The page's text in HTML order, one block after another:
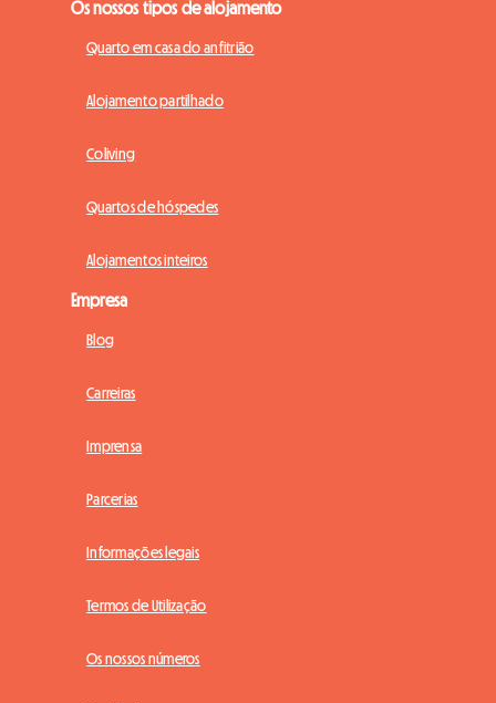
Os nossos tipos de alojamento
Quarto em casa do anfitrião
Alojamento partilhado
Coliving
Quartos de hóspedes
Alojamentos inteiros
Empresa
Blog
Carreiras
Imprensa
Parcerias
Informações legais
Termos de Utilização
Os nossos números